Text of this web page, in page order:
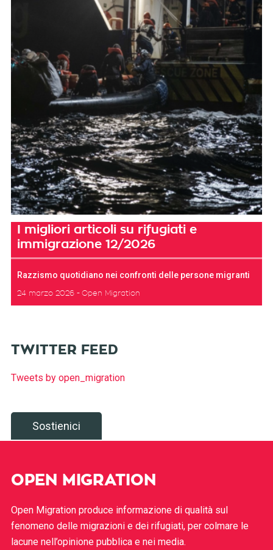
I migliori articoli su rifugiati e
immigrazione 12/2026
Razzismo quotidiano nei confronti delle persone migranti
24 marzo 2026 Open Migration
TWITTER FEED
Tweets by open_migration
Sostienici
OPEN MIGRATION
Open Migration produce informazione di qualità sul
fenomeno delle migrazioni e dei rifugiati, per colmare le
lacune nell’opinione pubblica e nei media.